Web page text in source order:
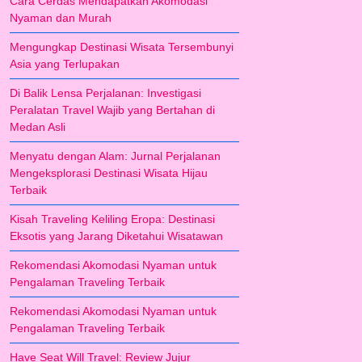
Nyaman dan Murah
Mengungkap Destinasi Wisata Tersembunyi
Asia yang Terlupakan
Di Balik Lensa Perjalanan: Investigasi
Peralatan Travel Wajib yang Bertahan di
Medan Asli
Menyatu dengan Alam: Jurnal Perjalanan
Mengeksplorasi Destinasi Wisata Hijau
Terbaik
Kisah Traveling Keliling Eropa: Destinasi
Eksotis yang Jarang Diketahui Wisatawan
Rekomendasi Akomodasi Nyaman untuk
Pengalaman Traveling Terbaik
Rekomendasi Akomodasi Nyaman untuk
Pengalaman Traveling Terbaik
Have Seat Will Travel: Review Jujur